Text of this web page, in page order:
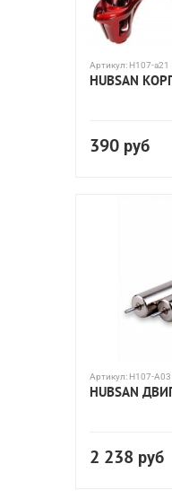
Артикул: H107-a21
HUBSAN
390 руб
Артикул: H107-A03
HUBSAN
2 238 руб